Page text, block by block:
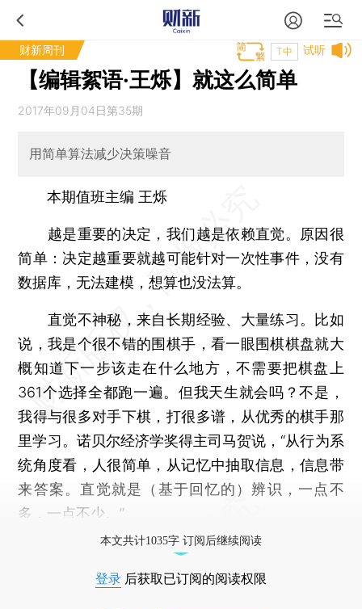
财新周刊 试听
T中
【编辑絮语·王烁】就这么简单
2017年09月04日第35期
用简单算法减少决策噪音
本期值班主编 王烁
越是重要的决定，我们越是依赖直觉。原因很
简单：决定越重要就越可能针对一次性事件，没有
数据库，无法建模，想算也没法算。
直觉不神秘，来自长期经验、大量练习。比如
说，我是个很不错的围棋手，看一眼围棋棋盘就大
概知道下一步该走在什么地方，不需要把棋盘上
361个选择全都跑一遍。但我天生就会吗？不是，
我得与很多对手下棋，打很多谱，从优秀的棋手那
里学习。诺贝尔经济学奖得主司马贺说，“从行为系
统角度看，人很简单，从记忆中抽取信息，信息带
来答案。直觉就是（基于回忆的）辨识，一点不
多，一点不少。”
本文共计1035字 订阅后继续阅读
登录 后获取已订阅的阅读权限